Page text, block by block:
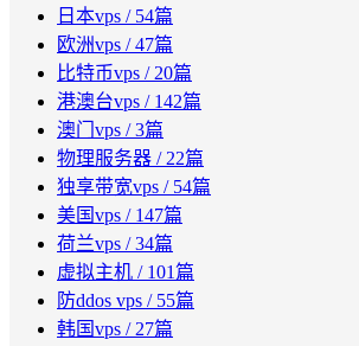
日本vps / 54篇
欧洲vps / 47篇
比特币vps / 20篇
港澳台vps / 142篇
澳门vps / 3篇
物理服务器 / 22篇
独享带宽vps / 54篇
美国vps / 147篇
荷兰vps / 34篇
虚拟主机 / 101篇
防ddos vps / 55篇
韩国vps / 27篇